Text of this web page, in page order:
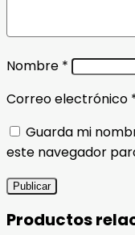
Nombre *
Correo electrónico
Guarda mi
este navegador
Productos